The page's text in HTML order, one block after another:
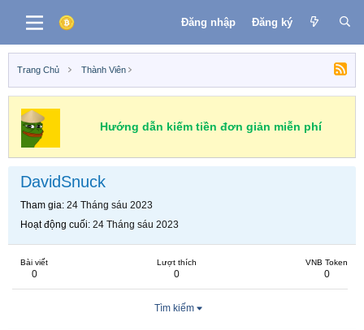
Đăng nhập Đăng ký
Trang Chủ Thành Viên
Hướng dẫn kiếm tiền đơn giản miễn phí
DavidSnuck
Tham gia 24 Tháng sáu 2023
Hoạt động cuối 24 Tháng sáu 2023
Bài viết
0
Lượt thích
0
VNB Token
0
Tìm kiếm